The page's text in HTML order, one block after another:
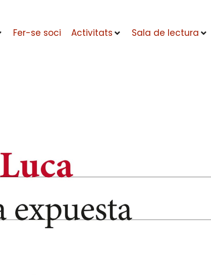
Fer-se soci Activitats Sala de lectura